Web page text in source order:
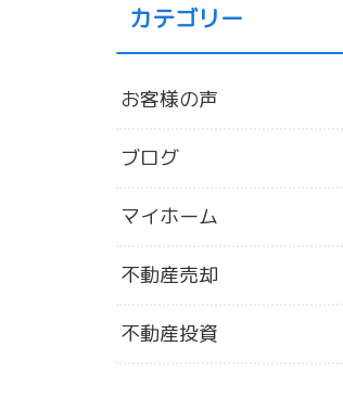
カテゴリー
お客様の声
ブログ
マイホーム
不動産売却
不動産投資